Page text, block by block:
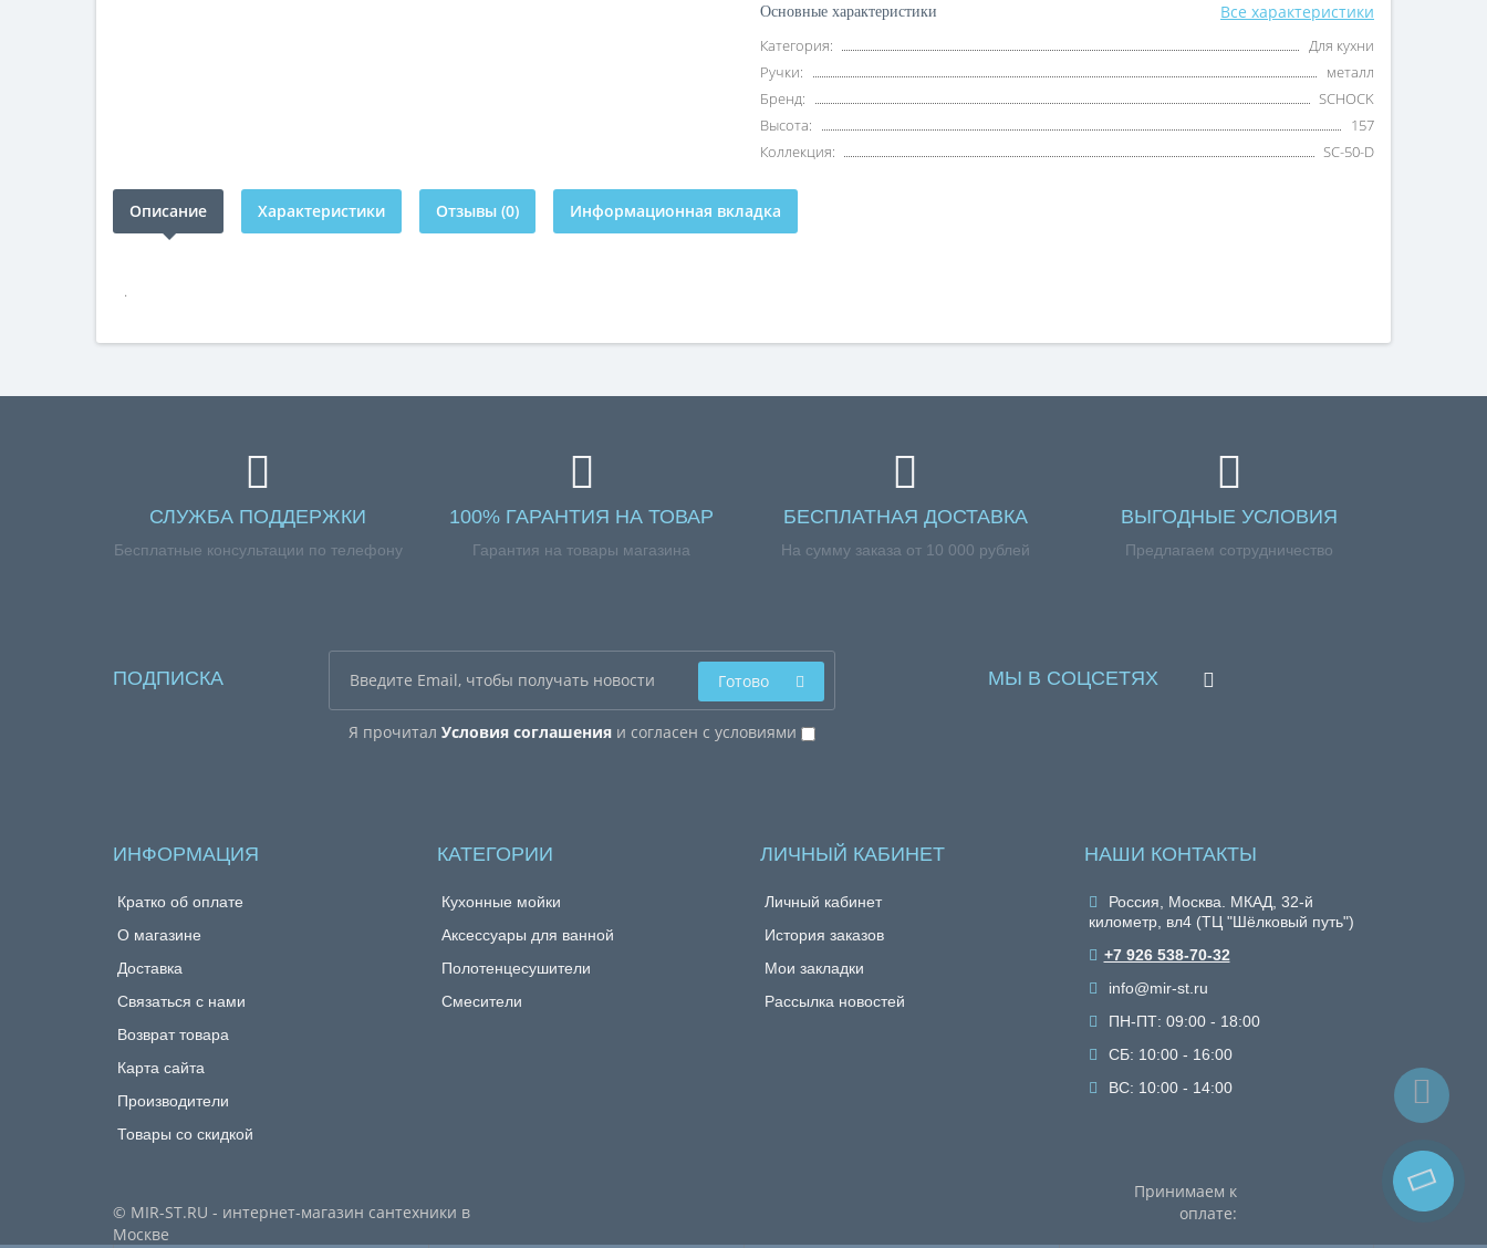
Основные характеристики Все характеристики
Категория:
Для кухни
Ручки:
металл
Бренд:
SCHOCK
Высота:
157
Коллекция:
SC-50-D
Описание Характеристики Отзывы (0) Информационная вкладка
.
СЛУЖБА ПОДДЕРЖКИ
Бесплатные консультации по телефону
100% ГАРАНТИЯ НА ТОВАР
Гарантия на товары магазина
БЕСПЛАТНАЯ ДОСТАВКА
На сумму заказа от 10 000 рублей
ВЫГОДНЫЕ УСЛОВИЯ
Предлагаем сотрудничество
ПОДПИСКА
Я прочитал Условия соглашенияи согласен с условиями
Готово МЫ В СОЦСЕТЯХ
ИНФОРМАЦИЯ
Кратко об оплате
О магазине
Доставка
Связаться с нами
Возврат товара
Карта сайта
Производители
Товары со скидкой
КАТЕГОРИИ
Кухонные мойки
Аксессуары для ванной
Полотенцесушители
Смесители
ЛИЧНЫЙ КАБИНЕТ
Личный кабинет
История заказов
Мои закладки
Рассылка новостей
НАШИ КОНТАКТЫ
Россия, Москва. МКАД, 32-й
километр, вл4 (ТЦ "Шёлковый путь")
+7 926 538-70-32
info@mir-st.ru
ПН-ПТ: 09:00 - 18:00
СБ: 10:00 - 16:00
ВС: 10:00 - 14:00
© MIR-ST.RU - интернет-магазин сантехники в
Москве
Принимаем к
оплате: